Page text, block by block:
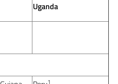
Uganda
1